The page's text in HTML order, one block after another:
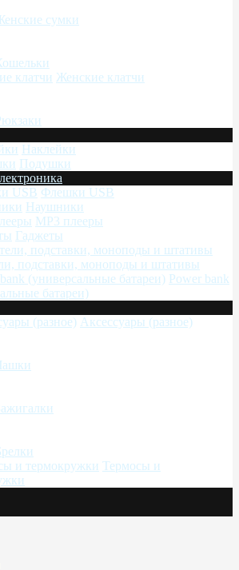
сумки
Женские клатчи
Наклейки
Подушки
Флешки USB
Наушники
MP3 плееры
Гаджеты
подставки, моноподы и штативы
Power bank
батареи)
Аксессуары (разное)
Термосы и